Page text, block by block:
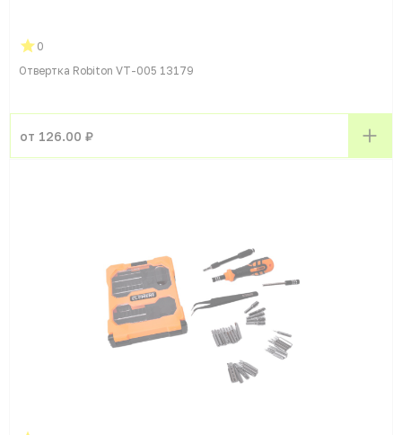
0
Отвертка Robiton VT-005 13179
от 126.00 ₽